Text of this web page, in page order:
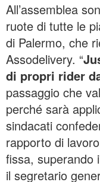
All’assemblea
ruote di tutte le
di Palermo, che
Assodelivery. “
di propri rider
passaggio che
perché sarà
sindacati
rapporto di
fissa, superando
il segretario